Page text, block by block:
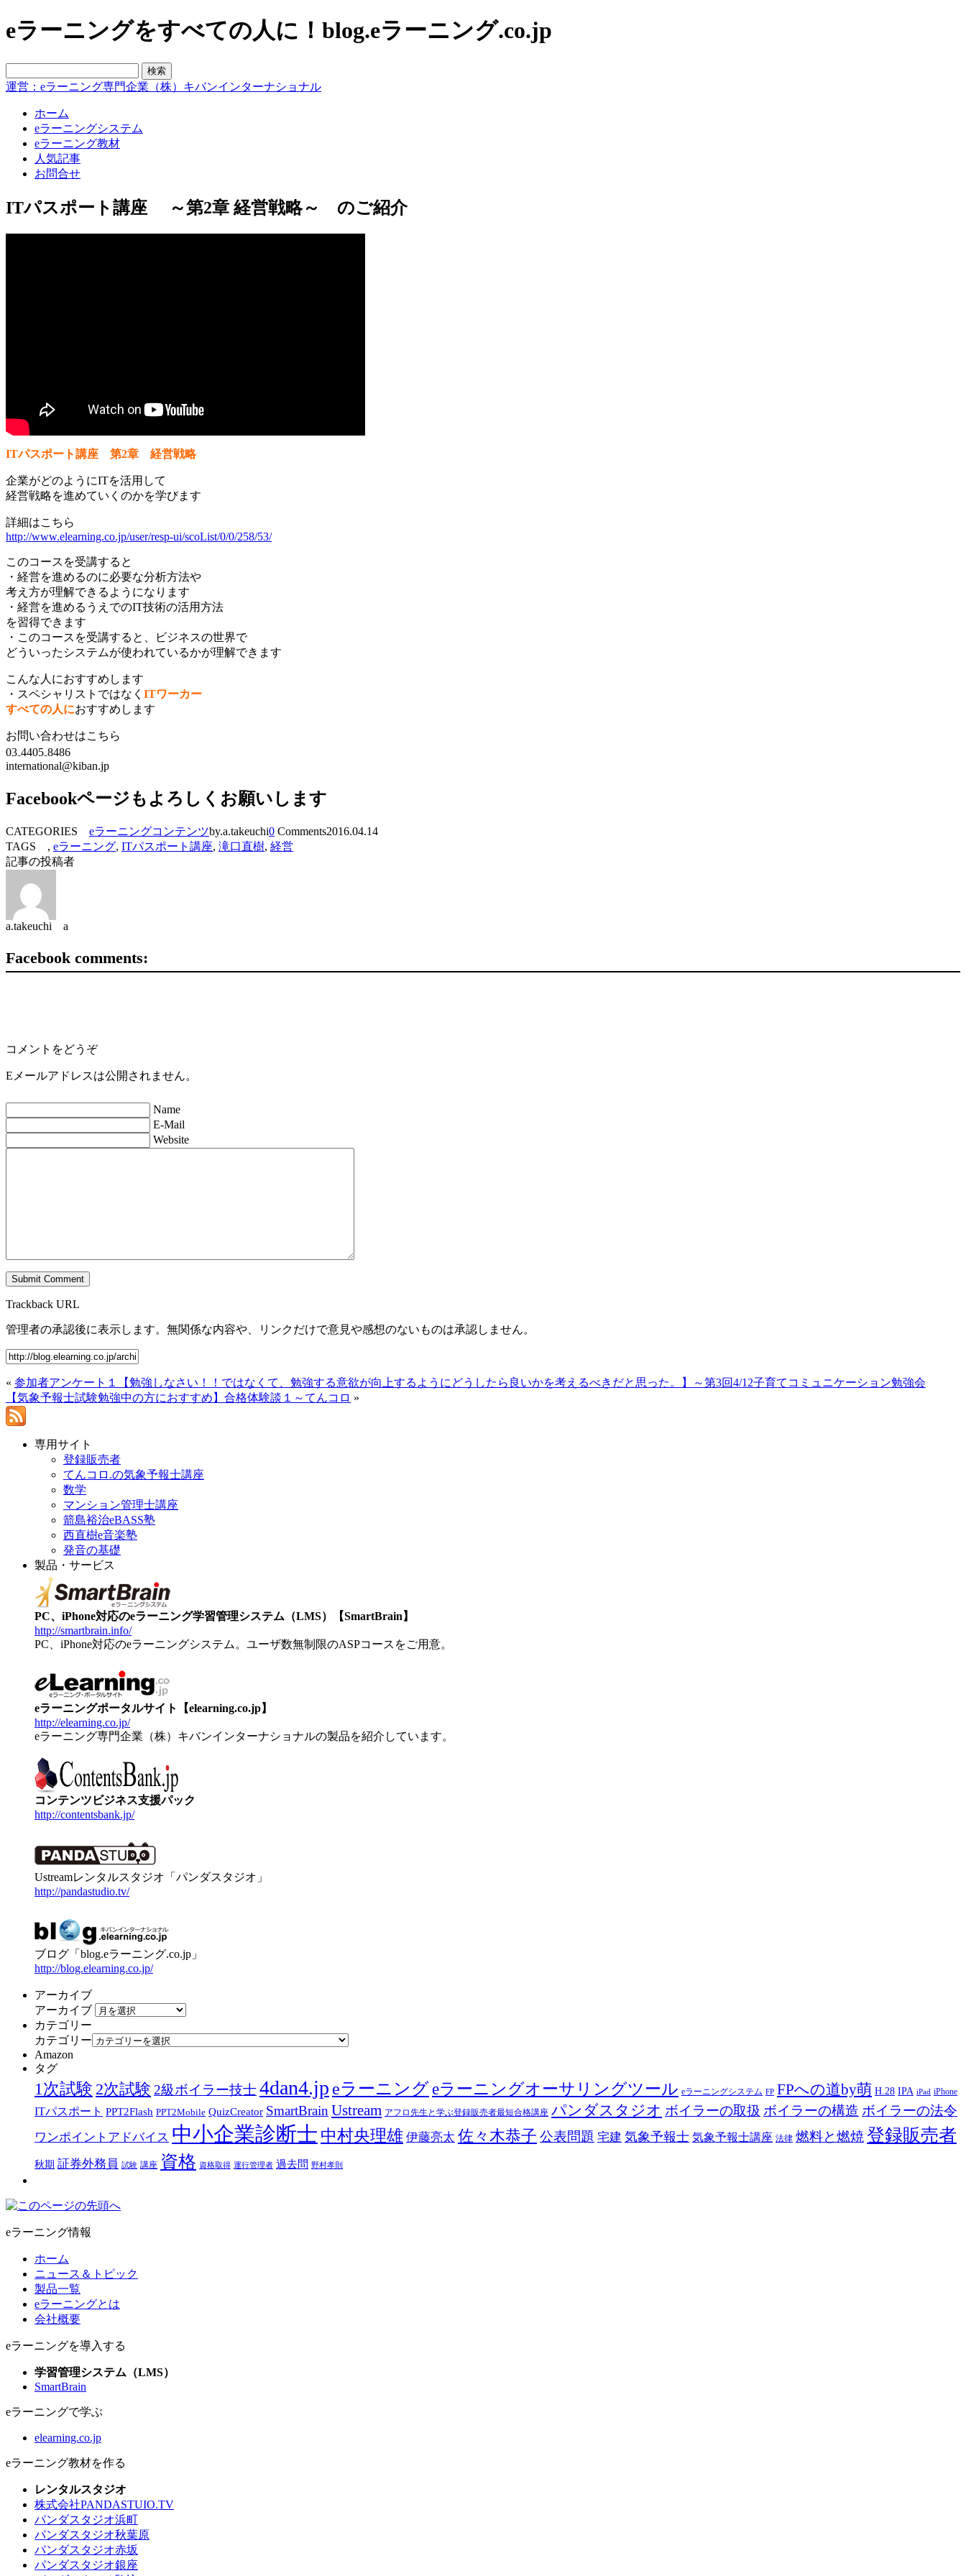
eラーニングをすべての人に！blog.eラーニング.co.jp
運営：eラーニング専門企業（株）キバンインターナショナル
ホーム
eラーニングシステム
eラーニング教材
人気記事
お問合せ
ITパスポート講座 ～第2章 経営戦略～ のご紹介
ITパスポート講座 第2章 経営戦略
企業がどのようにITを活用して
経営戦略を進めていくのかを学びます
詳細はこちら
http://www.elearning.co.jp/user/resp-ui/scoList/0/0/258/53/
このコースを受講すると
・経営を進めるのに必要な分析方法や
考え方が理解できるようになります
・経営を進めるうえでのIT技術の活用方法
を習得できます
・このコースを受講すると、ビジネスの世界で
どういったシステムが使われているかが理解できます
こんな人におすすめします
・スペシャリストではなく ITワーカー
すべての人におすすめします
お問い合わせはこちら
03₋4405₋8486
international@kiban.jp
Facebookページもよろしくお願いします
CATEGORIES eラーニングコンテンツby.a.takeuchi0 Comments2016.04.14
TAGS , eラーニング, ITパスポート講座, 滝口直樹, 経営
記事の投稿者
a.takeuchi a
Facebook comments:
コメントをどうぞ
Eメールアドレスは公開されません。
Name
E-Mail
Website
Trackback URL
管理者の承認後に表示します。無関係な内容や、リンクだけで意見や感想のないものは承認しません。
« 参加者アンケート１【勉強しなさい！！ではなくて、勉強する意欲が向上するようにどうしたら良いかを考えるべきだと思った。】～第3回4/12子育てコミュニケーション勉強会
【気象予報士試験勉強中の方におすすめ】合格体験談１～てんコロ »
専用サイト
登録販売者
てんコロ.の気象予報士講座
数学
マンション管理士講座
箭島裕治eBASS塾
西直樹e音楽塾
発音の基礎
製品・サービス
PC、iPhone対応のeラーニング学習管理システム（LMS）【SmartBrain】
http://smartbrain.info/
PC、iPhone対応のeラーニングシステム。ユーザ数無制限のASPコースをご用意。
eラーニングポータルサイト【elearning.co.jp】
http://elearning.co.jp/
eラーニング専門企業（株）キバンインターナショナルの製品を紹介しています。
コンテンツビジネス支援パック
http://contentsbank.jp/
Ustreamレンタルスタジオ「パンダスタジオ」
http://pandastudio.tv/
ブログ「blog.eラーニング.co.jp」
http://blog.elearning.co.jp/
アーカイブ
アーカイブ
カテゴリー
カテゴリー
Amazon
タグ
1次試験 2次試験 2級ボイラー技士4dan4.jp eラーニング eラーニングオーサリングツール eラーニングシステム FP FPへの道by萌 H.28 IPA iPad iPhone
ITパスポート PPT2Flash PPT2Mobile QuizCreator SmartBrain Ustream アフロ先生と学ぶ登録販売者最短合格講座 パンダスタジオ ボイラーの取扱 ボイラーの構造 ボイラーの法令
ワンポイントアドバイス 中小企業診断士 中村央理雄 伊藤亮太 佐々木恭子 公表問題 宅建 気象予報士 気象予報士講座 法律 燃料と燃焼 登録販売者
秋期 証券外務員 試験 講座 資格 資格取得 運行管理者 過去問 野村孝則
eラーニング情報
ホーム
ニュース＆トピック
製品一覧
eラーニングとは
会社概要
eラーニングを導入する
学習管理システム（LMS）
SmartBrain
eラーニングで学ぶ
elearning.co.jp
eラーニング教材を作る
レンタルスタジオ
株式会社PANDASTUIO.TV
パンダスタジオ浜町
パンダスタジオ秋葉原
パンダスタジオ赤坂
パンダスタジオ銀座